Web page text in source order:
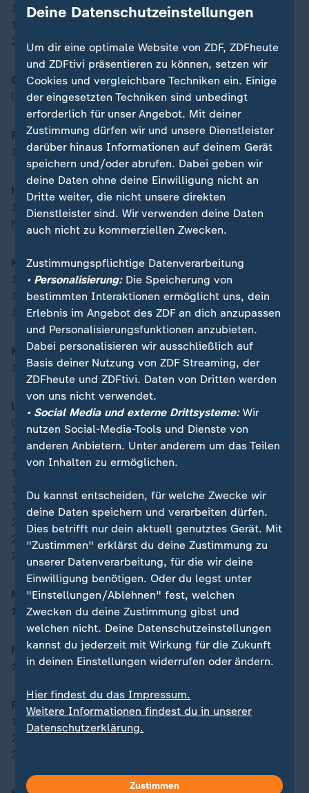
12.43 Uhr: Zweikampf bis 102 kg, Männer, Stoßen
17.13 Uhr: Zweikampf bis 81 kg, Frauen, Stoßen
21.43 Uhr: Zweikampf ab 102 kg, Männer, Stoßen
Golf
09.00 Uhr: Einzel, Damen, 4. Runde
Fußball
17.00 Uhr: Frauen, K.o.-Runde, Finale, Brasilien - USA
Handball
15.00 Uhr: Frauen, Finalrunde, Finale, Frankreich -
Norwegen
Kanu
13.00 Uhr: Kajak-Einer, 500 m, Frauen, Finale
13.20 Uhr: Kajak-Einer, 1000 m, Männer, Finale
13.50 Uhr: Canadier-Einer, 200 m, Frauen, Finale
Klettern
10.27 Uhr: Kombination, Frauen, Finale
Leichtathletik
08.00 Uhr: Marathon, Männer
19.00 Uhr: Hochsprung, Männer, Finale
19.05 Uhr: 800 m, Männer, Finale
19.30 Uhr: Speerwurf, Frauen, Finale
19.35 Uhr: 100 m Hürden, Frauen, Finale
19.50 Uhr: 5000 m, Männer, Finale
20.15 Uhr: 1500 m, Frauen, Finale
21.00 Uhr: 4 x 400 m, Männer, Finale
21.14 Uhr: 4 x 400 m, Frauen, Finale
Moderner Fünfkampf
19.10 Uhr: Einzel, Männer, Laser Run
Radsport/Bahn
17.59 Uhr: Madison, Männer
Ringen/Freistil
19.55 Uhr: - 74 kg/Freistil, Männer, Finale
20.30 Uhr: - 125 kg/Freistil, Männer, Finale
21.20 Uhr: - 62 kg/Freistil, Frauen, Finale
Deine Datenschutzeinstellungen
Um dir eine optimale Website von ZDF, ZDFheute
und ZDFtivi präsentieren zu können, setzen wir
Cookies und vergleichbare Techniken ein. Einige
der eingesetzten Techniken sind unbedingt
erforderlich für unser Angebot. Mit deiner
Zustimmung dürfen wir und unsere Dienstleister
darüber hinaus Informationen auf deinem Gerät
speichern und/oder abrufen. Dabei geben wir
deine Daten ohne deine Einwilligung nicht an
Dritte weiter, die nicht unsere direkten
Dienstleister sind. Wir verwenden deine Daten
auch nicht zu kommerziellen Zwecken.
Zustimmungspflichtige Datenverarbeitung
• Personalisierung:Die Speicherung von
bestimmten Interaktionen ermöglicht uns, dein
Erlebnis im Angebot des ZDF an dich anzupassen
und Personalisierungsfunktionen anzubieten.
Dabei personalisieren wir ausschließlich auf
Basis deiner Nutzung von ZDF Streaming, der
ZDFheute und ZDFtivi. Daten von Dritten werden
von uns nicht verwendet.
• Social Media und externe Drittsysteme:Wir
nutzen Social-Media-Tools und Dienste von
anderen Anbietern. Unter anderem um das Teilen
von Inhalten zu ermöglichen.
Du kannst entscheiden, für welche Zwecke wir
deine Daten speichern und verarbeiten dürfen.
Dies betrifft nur dein aktuell genutztes Gerät. Mit
"Zustimmen" erklärst du deine Zustimmung zu
unserer Datenverarbeitung, für die wir deine
Einwilligung benötigen. Oder du legst unter
"Einstellungen/Ablehnen" fest, welchen
Zwecken du deine Zustimmung gibst und
welchen nicht. Deine Datenschutzeinstellungen
kannst du jederzeit mit Wirkung für die Zukunft
in deinen Einstellungen widerrufen oder ändern.
Hier findest du das Impressum.
Weitere Informationen findest du in unserer
Datenschutzerklärung.
Zustimmen